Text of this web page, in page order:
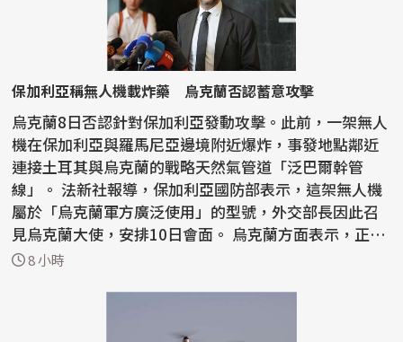
保加利亞稱無人機載炸藥 烏克蘭否認蓄意攻擊
烏克蘭8日否認針對保加利亞發動攻擊。此前，一架無人
機在保加利亞與羅馬尼亞邊境附近爆炸，事發地點鄰近
連接土耳其與烏克蘭的戰略天然氣管道「泛巴爾幹管
線」。 法新社報導，保加利亞國防部表示，這架無人機
屬於「烏克蘭軍方廣泛使用」的型號，外交部長因此召
見烏克蘭大使，安排10日會面。 烏克蘭方面表示，正
「與保...
8 小時